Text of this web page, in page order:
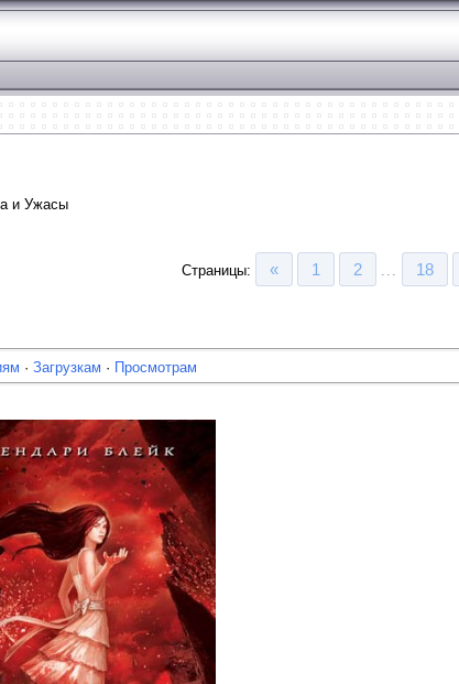
и Ужасы
Страницы: « 1 2 ... 18
· Загрузкам · Просмотрам